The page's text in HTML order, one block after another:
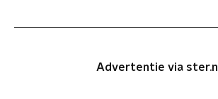
Advertentie via ster.nl